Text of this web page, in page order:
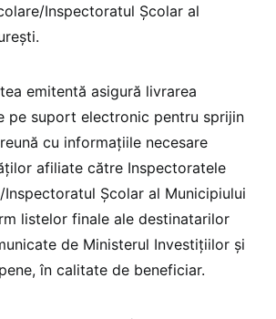
Inspectoratul Şcolar al
emitentă asigură livrarea
pe suport electronic pentru sprijin
cu informațiile necesare
afiliate către Inspectoratele
Şcolar al Municipiului
listelor finale ale destinatarilor
de Ministerul Investițiilor și
în calitate de beneficiar.